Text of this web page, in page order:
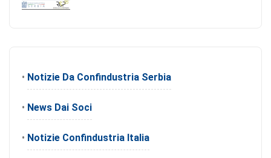
• Notizie Da Confindustria Serbia
• News Dai Soci
• Notizie Confindustria Italia